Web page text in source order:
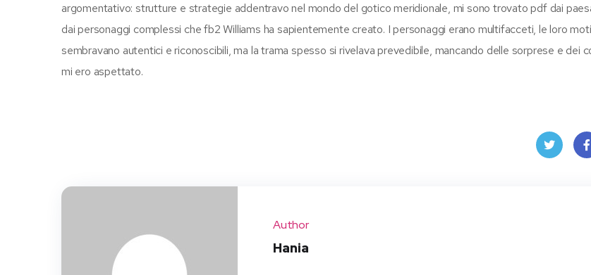
argomentativo: strutture e strategie addentravo nel mondo del gotico meridionale, mi sono trovato pdf dai
dai personaggi complessi che fb2 Williams ha sapientemente creato. I personaggi erano multifacceti, le loro
sembravano autentici e riconoscibili, ma la trama spesso si rivelava prevedibile, mancando delle sorprese e dei
mi ero aspettato.
Author
Hania